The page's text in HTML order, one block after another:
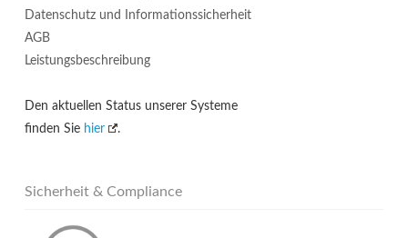
Datenschutz und Informationssicherheit
AGB
Leistungsbeschreibung
Den aktuellen Status unserer Systeme
finden Sie hier .
Sicherheit & Compliance